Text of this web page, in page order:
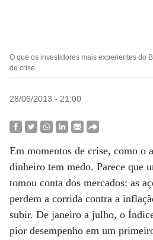
O que os investidores mais experientes do
de crise
28/06/2013 - 21:00
Em momentos de crise, como o
dinheiro tem medo. Parece que
tomou conta dos mercados: as
perdem a corrida contra a
subir. De janeiro a julho, o
pior desempenho em um